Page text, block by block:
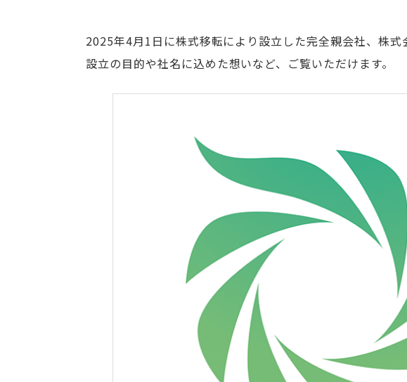
2025年4月1 日に株式移転により設立した完全親会社、株
設立の目的や社名に込めた想いなど、ご覧いただけます。